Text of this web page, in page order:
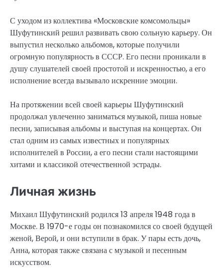
С уходом из коллектива «Московские комсомольцы»
Шуфутинский решил развивать свою сольную карьеру. Он
выпустил несколько альбомов, которые получили
огромную популярность в СССР. Его песни проникали в
душу слушателей своей простотой и искренностью, а его
исполнение всегда вызывало искренние эмоции.
На протяжении всей своей карьеры Шуфутинский
продолжал увлеченно заниматься музыкой, пиша новые
песни, записывая альбомы и выступая на концертах. Он
стал одним из самых известных и популярных
исполнителей в России, а его песни стали настоящими
хитами и классикой отечественной эстрады.
Личная жизнь
Михаил Шуфутинский родился 13 апреля 1948 года в
Москве. В 1970-е годы он познакомился со своей будущей
женой, Верой, и они вступили в брак. У пары есть дочь,
Анна, которая также связана с музыкой и песенным
искусством.